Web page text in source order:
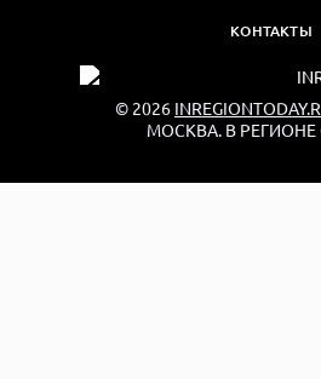
КОНТАКТЫ
© 2026
МОСКВА. В РЕГИОНЕ